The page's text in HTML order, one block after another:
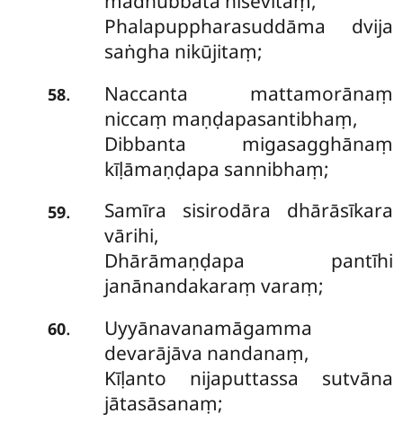
Phalapuppharasuddāma dvija
saṅgha nikūjitaṃ;
58.
Naccanta mattamorānaṃ
niccaṃ maṇḍapasantibhaṃ,
Dibbanta migasagghānaṃ
kīḷāmaṇḍapa sannibhaṃ;
59.
Samīra sisirodāra dhārāsīkara
vārihi,
Dhārāmaṇḍapa pantīhi
janānandakaraṃ varaṃ;
60.
Uyyānavanamāgamma
devarājāva nandanaṃ,
Kīḷanto nijaputtassa sutvāna
jātasāsanaṃ;